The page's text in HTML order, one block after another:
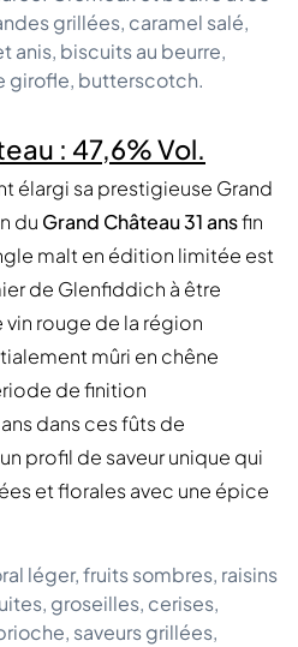
grillées, caramel salé,
anis, biscuits au beurre,
girofle, butterscotch.
: 47,6% Vol.
élargi sa prestigieuse Grand
du Grand Château 31 ansfin
malt en édition limitée est
de Glenfiddich à être
rouge de la région
mûri en chêne
de finition
dans ces fûts de
profil de saveur unique qui
et florales avec une épice
léger, fruits sombres, raisins
groseilles, cerises,
saveurs grillées,